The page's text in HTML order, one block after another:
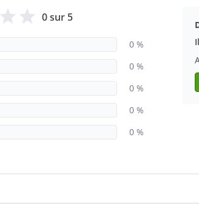
0 sur 5
0 %
0 %
0 %
0 %
0 %